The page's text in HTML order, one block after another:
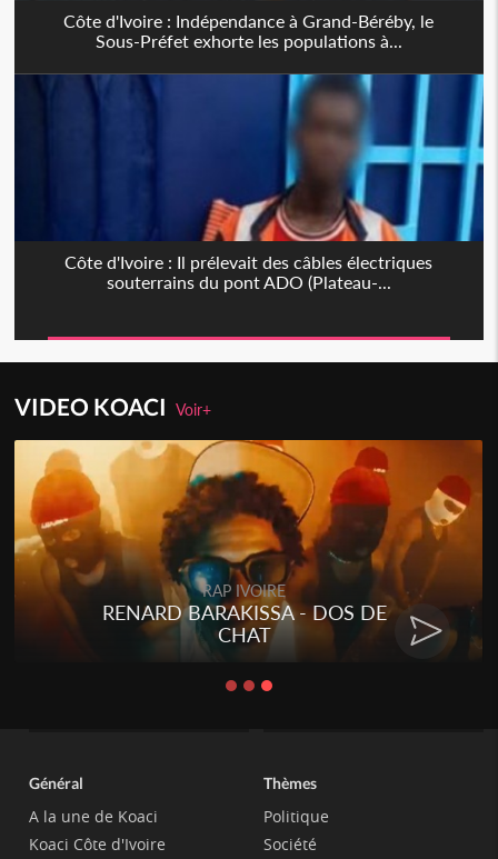
Côte d'Ivoire : Indépendance à Grand-Béréby, le
Sous-Préfet exhorte les populations à...
Côte d'Ivoire : Il prélevait des câbles électriques
souterrains du pont ADO (Plateau-...
VIDEO KOACIVoir+
RAP IVOIRE
RENARD BARAKISSA - DOS DE
CHAT
Général
A la une de Koaci
Koaci Côte d'Ivoire
Thèmes
Politique
Société